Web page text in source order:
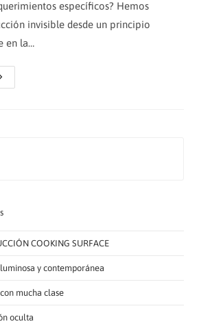
específicos? Hemos
invisible desde un principio
en la…
COOKING SURFACE
y contemporánea
mucha clase
oculta